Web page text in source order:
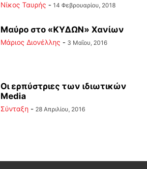
Νίκος Ταυρής - 14 Φεβρουαρίου, 2018
Μαύρο στο «ΚΥΔΩΝ» Χανίων
Μάριος Διονέλλης - 3 Μαΐου, 2016
Οι ερπύστριες των ιδιωτικών
Media
Σύνταξη - 28 Απριλίου, 2016